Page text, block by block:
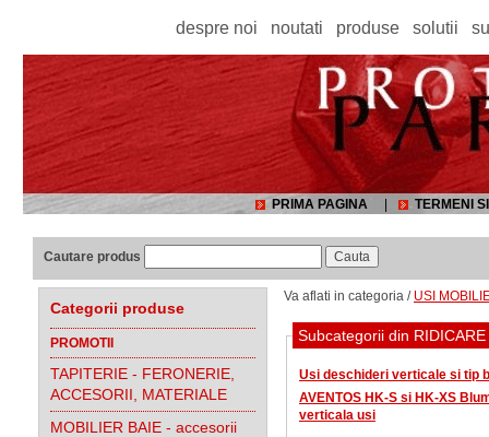
despre noi noutati produse solutii
PRIMA PAGINA TERMENI
Cautare produs
Categorii produse
PROMOTII
TAPITERIE - FERONERIE,
ACCESORII, MATERIALE
MOBILIER BAIE - accesorii
Va aflati in categoria / USI
Subcategorii
Usi deschideri verticale si tip
AVENTOS HK-S si HK-XS Blum - sisteme ridicare
verticala usi